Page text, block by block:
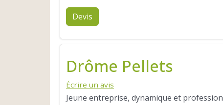
Devis
Drôme Pellets
Écrire un avis
Jeune entreprise, dynamique et